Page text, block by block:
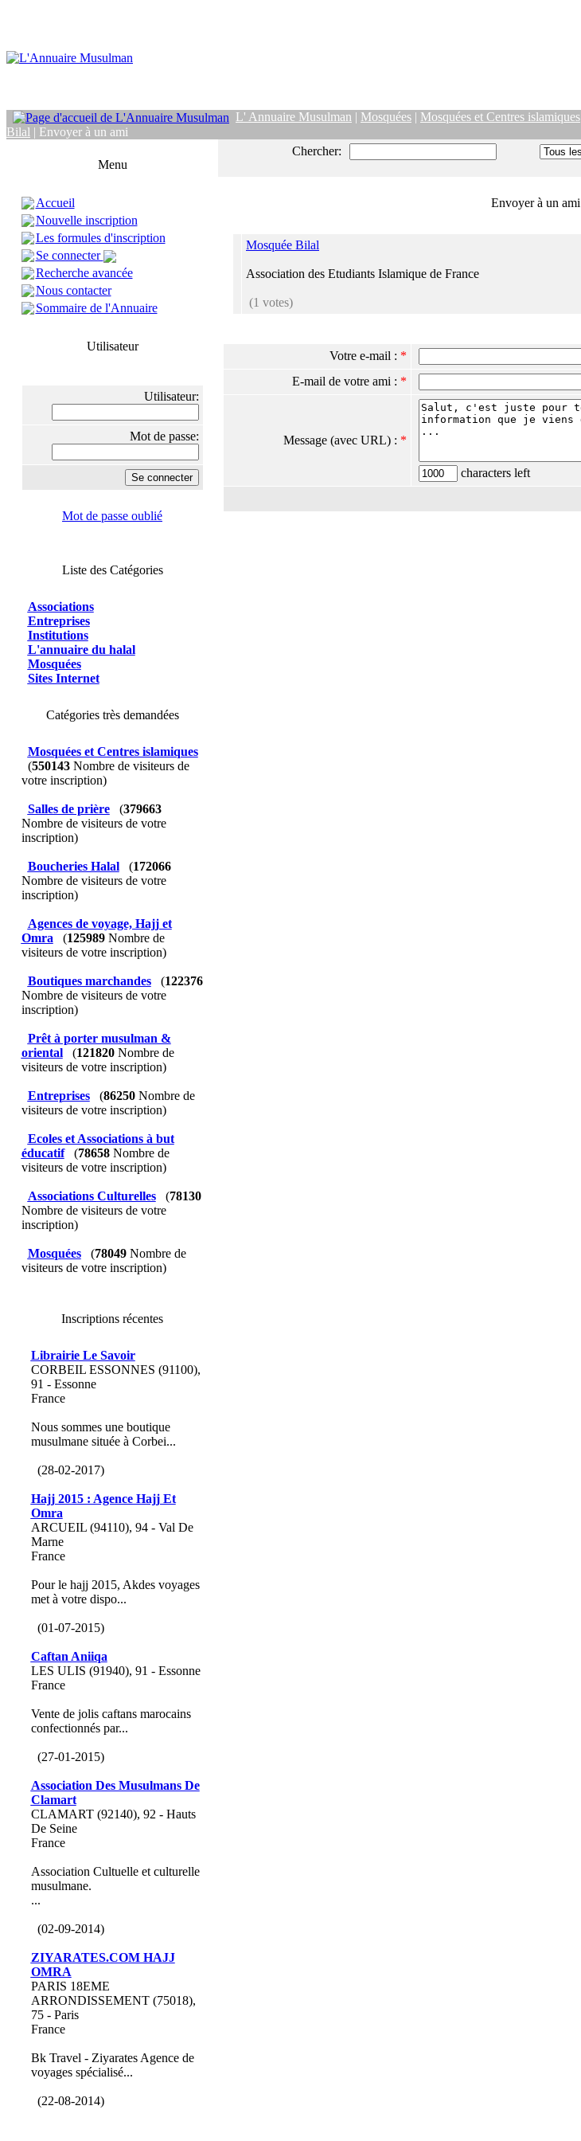
L' Annuaire Musulman | Mosquées | Mosquées et Centres islamiques
Bilal | Envoyer à un ami
Menu
Accueil
Nouvelle inscription
Les formules d'inscription
Se connecter
Recherche avancée
Nous contacter
Sommaire de l'Annuaire
Utilisateur
Utilisateur:
Mot de passe:
Mot de passe oublié
Liste des Catégories
Associations
Entreprises
Institutions
L'annuaire du halal
Mosquées
Sites Internet
Catégories très demandées
Mosquées et Centres islamiques
(550143Nombre de visiteurs de
votre inscription)
Salles de prière (379663
Nombre de visiteurs de votre
inscription)
Boucheries Halal (172066
Nombre de visiteurs de votre
inscription)
Agences de voyage, Hajj et
Omra
(125989Nombre de
visiteurs de votre inscription)
Boutiques marchandes (122376
Nombre de visiteurs de votre
inscription)
Prêt à porter musulman &
oriental
(121820Nombre de
visiteurs de votre inscription)
Entreprises (86250Nombre de
visiteurs de votre inscription)
Ecoles et Associations à but
éducatif
(78658Nombre de
visiteurs de votre inscription)
Associations Culturelles (78130
Nombre de visiteurs de votre
inscription)
Mosquées (78049Nombre de
visiteurs de votre inscription)
Inscriptions récentes
Librairie Le Savoir
CORBEIL ESSONNES (91100),
91 - Essonne
France
Nous sommes une boutique
musulmane située à Corbei...
(28-02-2017)
Hajj 2015 : Agence Hajj Et
Omra
ARCUEIL (94110), 94 - Val De
Marne
France
Pour le hajj 2015, Akdes voyages
met à votre dispo...
(01-07-2015)
Caftan Aniiqa
LES ULIS (91940), 91 - Essonne
France
Vente de jolis caftans marocains
confectionnés par...
(27-01-2015)
Association Des Musulmans De
Clamart
CLAMART (92140), 92 - Hauts
De Seine
France
Association Cultuelle et culturelle
musulmane.
...
(02-09-2014)
ZIYARATES.COM HAJJ
OMRA
PARIS 18EME
ARRONDISSEMENT (75018),
75 - Paris
France
Bk Travel - Ziyarates Agence de
voyages spécialisé...
(22-08-2014)
Chercher:
Envoyer à un ami
Mosquée Bilal
Association des Etudiants Islamique de France
(1 votes)
Votre e-mail : *
E-mail de votre ami : *
Message (avec URL) : *
characters left